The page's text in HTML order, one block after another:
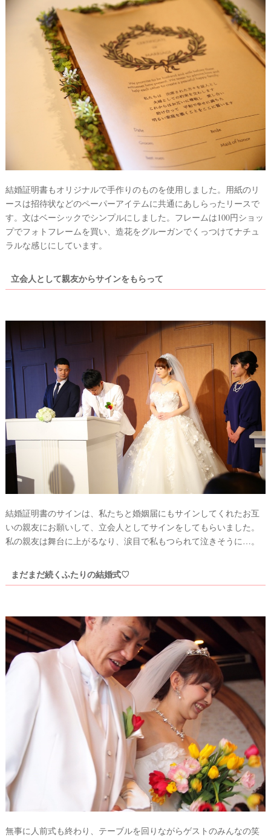
結婚証明書もオリジナルで手作りのものを使用しました。用紙のリ
ースは招待状などのペーパーアイテムに共通にあしらったリースで
す。文はベーシックでシンプルにしました。フレームは100円ショッ
プでフォトフレームを買い、造花をグルーガンでくっつけてナチュ
ラルな感じにしています。
立会人として親友からサインをもらって
結婚証明書のサインは、私たちと婚姻届にもサインしてくれたお互
いの親友にお願いして、立会人としてサインをしてもらいました。
私の親友は舞台に上がるなり、涙目で私もつられて泣きそうに…。
まだまだ続くふたりの結婚式♡
無事に人前式も終わり、テーブルを回りながらゲストのみんなの笑